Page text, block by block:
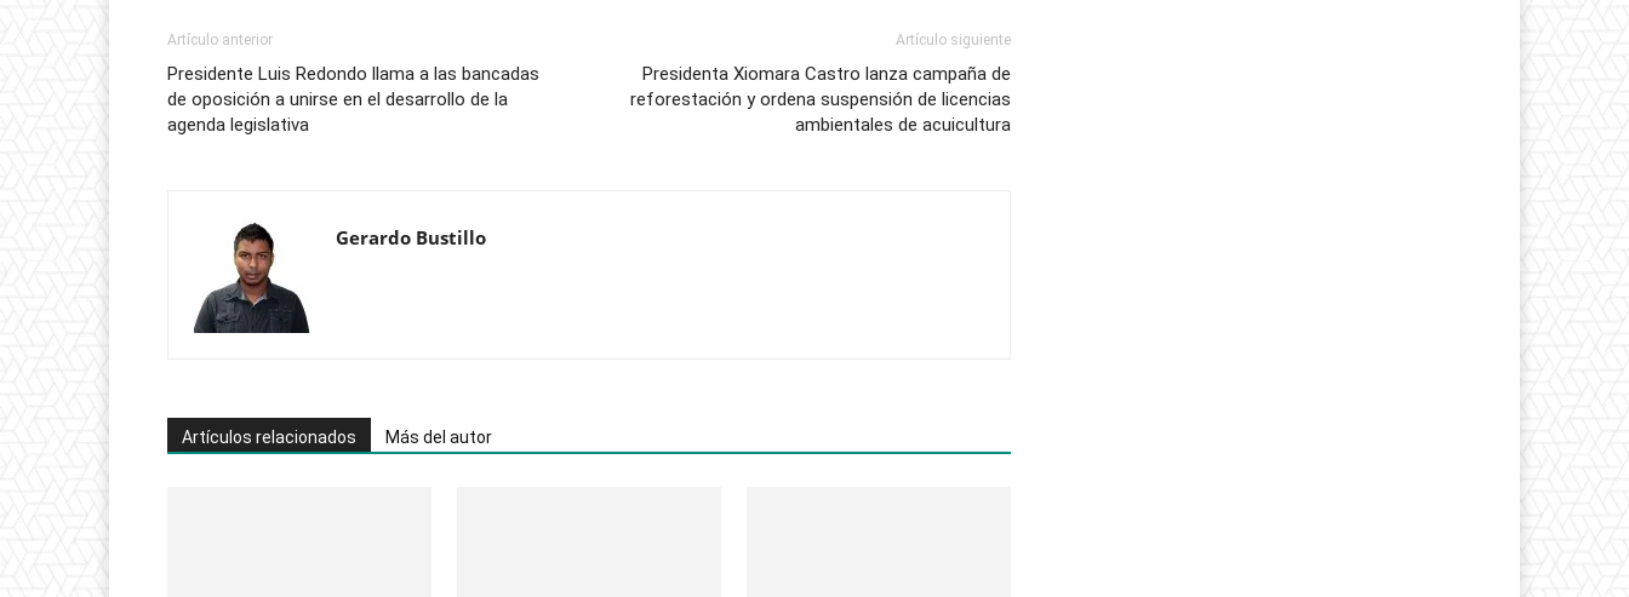
Artículo anterior
Presidente Luis Redondo llama a las bancadas
de oposición a unirse en el desarrollo de la
agenda legislativa
Artículo siguiente
Presidenta Xiomara Castro lanza campaña de
reforestación y ordena suspensión de licencias
ambientales de acuicultura
Gerardo Bustillo
Artículos relacionados Más del autor